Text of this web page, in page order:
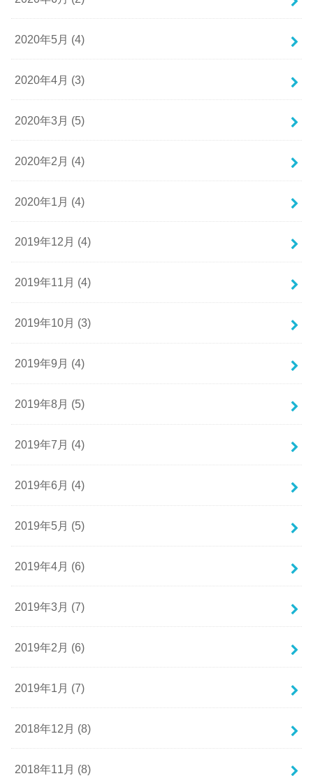
2020年5月 (4)
2020年4月 (3)
2020年3月 (5)
2020年2月 (4)
2020年1月 (4)
2019年12月 (4)
2019年11月 (4)
2019年10月 (3)
2019年9月 (4)
2019年8月 (5)
2019年7月 (4)
2019年6月 (4)
2019年5月 (5)
2019年4月 (6)
2019年3月 (7)
2019年2月 (6)
2019年1月 (7)
2018年12月 (8)
2018年11月 (8)